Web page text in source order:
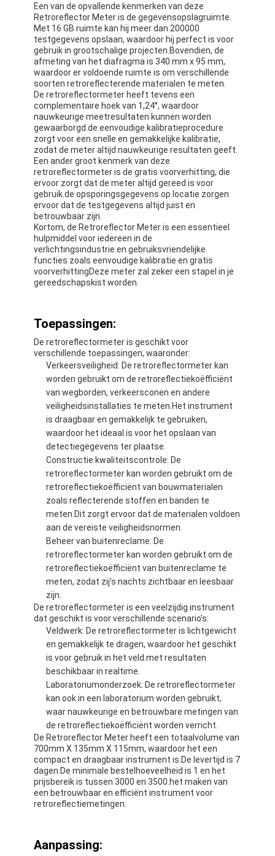
Thuis
Producten
VR -show
Over Ons
Fabriekstour
Kwaliteitscontrole
Neem contact met ons op
Nieuws
Gevallen
Retroreflector Meter
Bestrating die Retroreflectometer merken
Een van de opvallende kenmerken van deze
Retroreflector Meter is de gegevensopslagruimte.
Met 16 GB ruimte kan hij meer dan 200000
testgegevens opslaan, waardoor hij perfect is voor
gebruik in grootschalige projecten.Bovendien, de
afmeting van het diafragma is 340 mm x 95 mm,
waardoor er voldoende ruimte is om verschillende
soorten retroreflecterende materialen te meten.
De retroreflectormeter heeft tevens een
complementaire hoek van 1,24°, waardoor
nauwkeurige meetresultaten kunnen worden
gewaarborgd.de eenvoudige kalibratieprocedure
zorgt voor een snelle en gemakkelijke kalibratie,
zodat de meter altijd nauwkeurige resultaten geeft.
Een ander groot kenmerk van deze
retroreflectormeter is de gratis voorverhitting, die
ervoor zorgt dat de meter altijd gereed is voor
gebruik.de opsporingsgegevens op locatie zorgen
ervoor dat de testgegevens altijd juist en
betrouwbaar zijn.
Kortom, de Retroreflector Meter is een essentieel
hulpmiddel voor iedereen in de
verlichtingsindustrie.en gebruiksvriendelijke
functies zoals eenvoudige kalibratie en gratis
voorverhittingDeze meter zal zeker een stapel in je
gereedschapskist worden.
Toepassingen:
De retroreflectormeter is geschikt voor
verschillende toepassingen, waaronder:
Verkeersveiligheid: De retroreflectormeter kan
worden gebruikt om de retroreflectiekoëfficiënt
van wegborden, verkeersconen en andere
veiligheidsinstallaties te meten.Het instrument
is draagbaar en gemakkelijk te gebruiken,
waardoor het ideaal is voor het opslaan van
detectiegegevens ter plaatse.
Constructie kwaliteitscontrole: De
retroreflectormeter kan worden gebruikt om de
retroreflectiekoëfficiënt van bouwmaterialen
zoals reflecterende stoffen en banden te
meten.Dit zorgt ervoor dat de materialen voldoen
aan de vereiste veiligheidsnormen.
Beheer van buitenreclame: De
retroreflectormeter kan worden gebruikt om de
retroreflectiekoëfficiënt van buitenreclame te
meten, zodat zij's nachts zichtbaar en leesbaar
zijn.
De retroreflectormeter is een veelzijdig instrument
dat geschikt is voor verschillende scenario's:
Veldwerk: De retroreflectormeter is lichtgewicht
en gemakkelijk te dragen, waardoor het geschikt
is voor gebruik in het veld.met resultaten
beschikbaar in realtime.
Laboratoriumonderzoek: De retroreflectormeter
kan ook in een laboratorium worden gebruikt,
waar nauwkeurige en betrouwbare metingen van
de retroreflectiekoëfficiënt worden verricht.
De Retroreflector Meter heeft een totaalvolume van
700mm X 135mm X 115mm, waardoor het een
compact en draagbaar instrument is.De levertijd is 7
dagen.De minimale bestelhoeveelheid is 1 en het
prijsbereik is tussen 3000 en 3500.het maken van
een betrouwbaar en efficiënt instrument voor
retroreflectiemetingen.
Aanpassing: